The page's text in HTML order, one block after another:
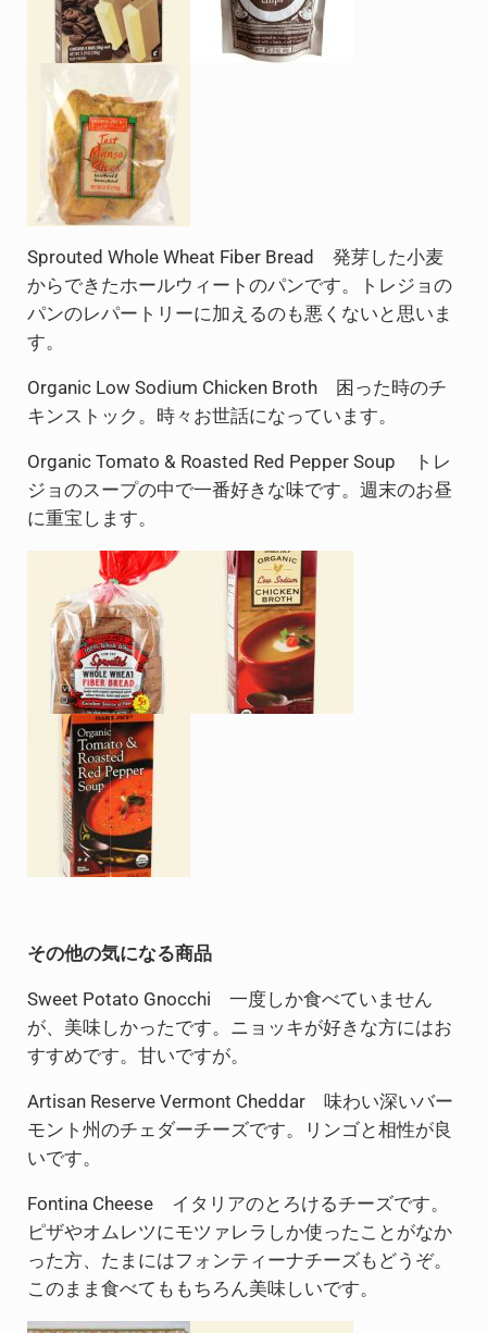
Sprouted Whole Wheat Fiber Bread 発芽した小麦
からできたホールウィートのパンです。トレジョの
パンのレパートリーに加えるのも悪くないと思いま
す。
Organic Low Sodium Chicken Broth 困った時のチ
キンストック。時々お世話になっています。
Organic Tomato & Roasted Red Pepper Soup トレ
ジョのスープの中で一番好きな味です。週末のお昼
に重宝します。
その他の気になる商品
Sweet Potato Gnocchi 一度しか食べていません
が、美味しかったです。ニョッキが好きな方にはお
すすめです。甘いですが。
Artisan Reserve Vermont Cheddar 味わい深いバー
モント州のチェダーチーズです。リンゴと相性が良
いです。
Fontina Cheese イタリアのとろけるチーズです。
ピザやオムレツにモツァレラしか使ったことがなか
った方、たまにはフォンティーナチーズもどうぞ。
このまま食べてももちろん美味しいです。